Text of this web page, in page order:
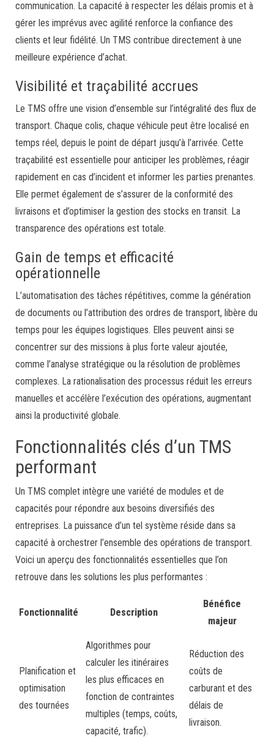
communication. La capacité à respecter les délais promis et à
gérer les imprévus avec agilité renforce la confiance des
clients et leur fidélité. Un TMS contribue directement à une
meilleure expérience d’achat.
Visibilité et traçabilité accrues
Le TMS offre une vision d’ensemble sur l’intégralité des flux de
transport. Chaque colis, chaque véhicule peut être localisé en
temps réel, depuis le point de départ jusqu’à l’arrivée. Cette
traçabilité est essentielle pour anticiper les problèmes, réagir
rapidement en cas d’incident et informer les parties prenantes.
Elle permet également de s’assurer de la conformité des
livraisons et d’optimiser la gestion des stocks en transit. La
transparence des opérations est totale.
Gain de temps et efficacité
opérationnelle
L’automatisation des tâches répétitives, comme la génération
de documents ou l’attribution des ordres de transport, libère du
temps pour les équipes logistiques. Elles peuvent ainsi se
concentrer sur des missions à plus forte valeur ajoutée,
comme l’analyse stratégique ou la résolution de problèmes
complexes. La rationalisation des processus réduit les erreurs
manuelles et accélère l’exécution des opérations, augmentant
ainsi la productivité globale.
Fonctionnalités clés d’un TMS
performant
Un TMS complet intègre une variété de modules et de
capacités pour répondre aux besoins diversifiés des
entreprises. La puissance d’un tel système réside dans sa
capacité à orchestrer l’ensemble des opérations de transport.
Voici un aperçu des fonctionnalités essentielles que l’on
retrouve dans les solutions les plus performantes :
Fonctionnalité Description
Bénéfice
majeur
Planification et
optimisation
des tournées
Algorithmes pour
calculer les itinéraires
les plus efficaces en
fonction de contraintes
multiples (temps, coûts,
capacité, trafic).
Réduction des
coûts de
carburant et des
délais de
livraison.